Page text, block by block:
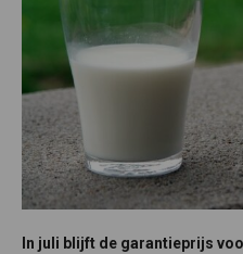
In juli blijft de garantieprijs